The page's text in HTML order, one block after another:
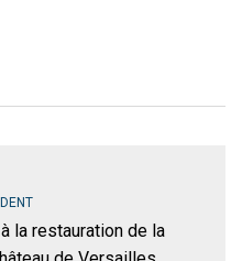
la restauration de la